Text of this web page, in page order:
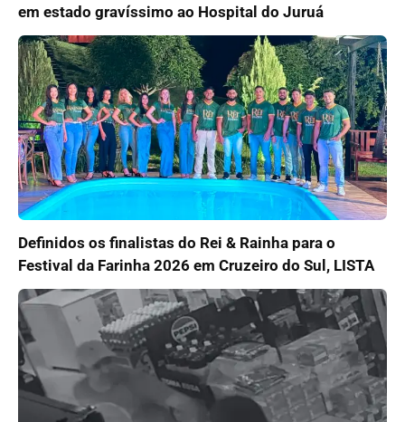
em estado gravíssimo ao Hospital do Juruá
Definidos os finalistas do Rei & Rainha para o
Festival da Farinha 2026 em Cruzeiro do Sul, LISTA